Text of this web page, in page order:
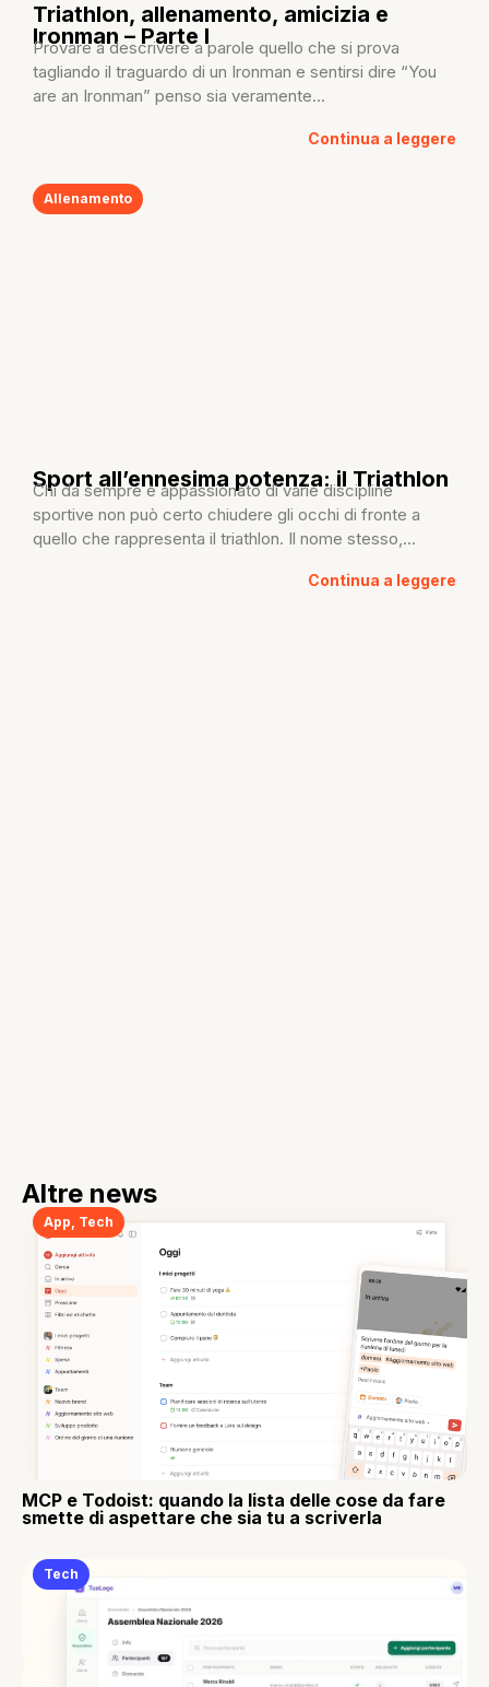
Triathlon, allenamento, amicizia e
Ironman – Parte I
Provare a descrivere a parole quello che si prova
tagliando il traguardo di un Ironman e sentirsi dire “You
are an Ironman” penso sia veramente...
Continua a leggere
Allenamento
Sport all’ennesima potenza: il Triathlon
Chi da sempre è appassionato di varie discipline
sportive non può certo chiudere gli occhi di fronte a
quello che rappresenta il triathlon. Il nome stesso,...
Continua a leggere
Altre news
App Tech
MCP e Todoist: quando la lista delle cose da fare
smette di aspettare che sia tu a scriverla
Tech